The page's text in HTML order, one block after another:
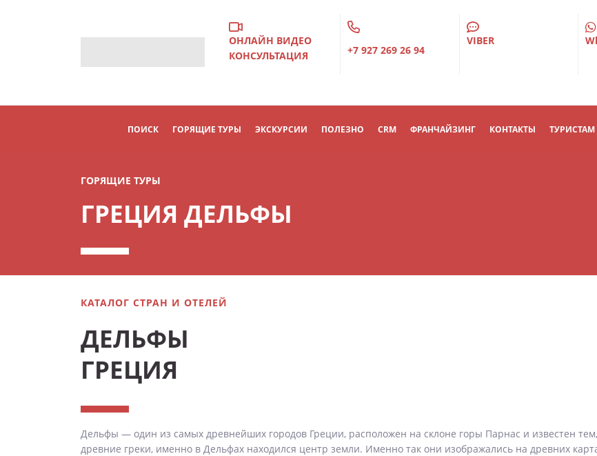
ОНЛАЙН ВИДЕО
КОНСУЛЬТАЦИЯ
+7 927 269 26 94
VIBER
ПОИСК ГОРЯЩИЕ ТУРЫ ЭКСКУРСИИ ПОЛЕЗНО CRM ФРАНЧАЙЗИНГ КОНТАКТЫ ТУРИСТАМ
ГОРЯЩИЕ ТУРЫ
ГРЕЦИЯ ДЕЛЬФЫ
КАТАЛОГ СТРАН И ОТЕЛЕЙ
ДЕЛЬФЫ
ГРЕЦИЯ
Дельфы — один из самых древнейших городов Греции, расположен на склоне горы Парнас и известен
древние греки, именно в Дельфах находился центр земли. Именно так они изображались на древних